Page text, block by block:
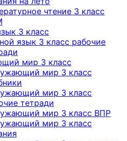
чтение 3 класс
3 класс
язык 3 класс рабочие
мир 3 класс
мир 3 класс
мир 3 класс
тетради
мир 3 класс ВПР
мир 3 класс